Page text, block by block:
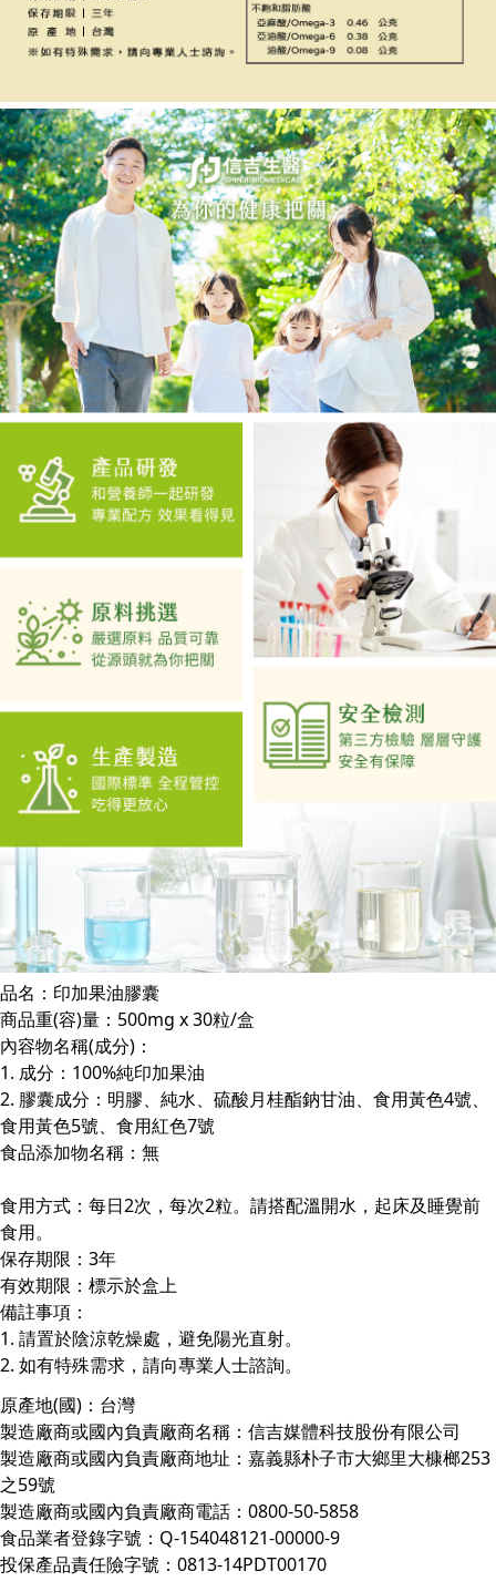
品名：印加果油膠囊
商品重(容)量：500mg x 30粒/盒
內容物名稱(成分)：
1. 成分：100%純印加果油
2. 膠囊成分：明膠、純水、硫酸月桂酯鈉甘油、食用黃色4號、
食用黃色5號、食用紅色7號
食品添加物名稱：無
食用方式：每日2次，每次2粒。請搭配溫開水，起床及睡覺前
食用。
保存期限：3年
有效期限：標示於盒上
備註事項：
1. 請置於陰涼乾燥處，避免陽光直射。
2. 如有特殊需求，請向專業人士諮詢。
原產地(國)：台灣
製造廠商或國內負責廠商名稱：信吉媒體科技股份有限公司
製造廠商或國內負責廠商地址：嘉義縣朴子市大鄉里大槺榔253
之59號
製造廠商或國內負責廠商電話：0800-50-5858
食品業者登錄字號：Q-154048121-00000-9
投保產品責任險字號：0813-14PDT00170